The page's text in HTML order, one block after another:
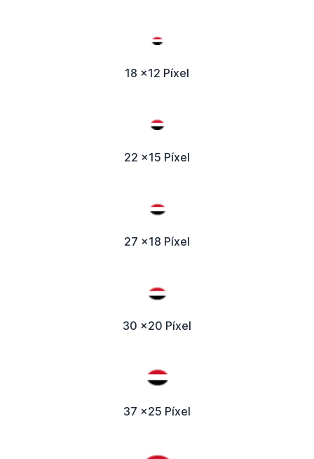
18 x12 Píxel
22 x15 Píxel
27 x18 Píxel
30 x20 Píxel
37 x25 Píxel